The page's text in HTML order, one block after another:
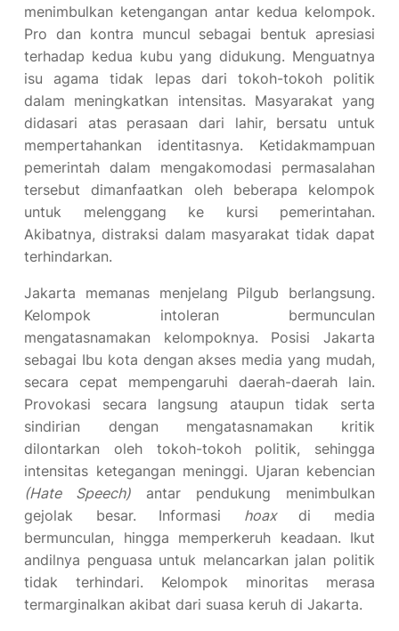
menimbulkan ketengangan antar kedua kelompok.
Pro dan kontra muncul sebagai bentuk apresiasi
terhadap kedua kubu yang didukung. Menguatnya
isu agama tidak lepas dari tokoh-tokoh politik
dalam meningkatkan intensitas. Masyarakat yang
didasari atas perasaan dari lahir, bersatu untuk
mempertahankan identitasnya. Ketidakmampuan
pemerintah dalam mengakomodasi permasalahan
tersebut dimanfaatkan oleh beberapa kelompok
untuk melenggang ke kursi pemerintahan.
Akibatnya, distraksi dalam masyarakat tidak dapat
terhindarkan.
Jakarta memanas menjelang Pilgub berlangsung.
Kelompok intoleran bermunculan
mengatasnamakan kelompoknya. Posisi Jakarta
sebagai Ibu kota dengan akses media yang mudah,
secara cepat mempengaruhi daerah-daerah lain.
Provokasi secara langsung ataupun tidak serta
sindirian dengan mengatasnamakan kritik
dilontarkan oleh tokoh-tokoh politik, sehingga
intensitas ketegangan meninggi. Ujaran kebencian
(Hate Speech) antar pendukung menimbulkan
gejolak besar. Informasi hoaxdi media
bermunculan, hingga memperkeruh keadaan. Ikut
andilnya penguasa untuk melancarkan jalan politik
tidak terhindari. Kelompok minoritas merasa
termarginalkan akibat dari suasa keruh di Jakarta.